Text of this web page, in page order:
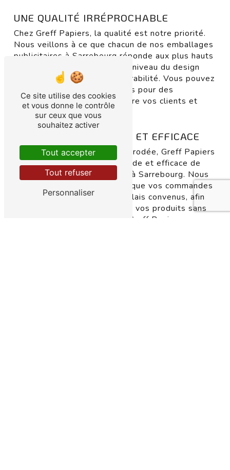
UNE QUALITÉ IRRÉPROCHABLE
Chez Greff Papiers, la qualité est notre priorité.
Nous veillons à ce que chacun de nos emballages
publicitaires à Sarrebourg réponde aux plus hauts
standards de qualité, tant au niveau du design
que de la solidité et de la durabilité. Vous pouvez
faire confiance à Greff Papiers pour des
emballages qui sauront séduire vos clients et
valoriser votre marque.
UNE LIVRAISON RAPIDE ET EFFICACE
Grâce à notre logistique bien rodée, Greff Papiers
vous assure une livraison rapide et efficace de
vos emballages publicitaires à Sarrebourg. Nous
mettons tout en œuvre pour que vos commandes
vous parviennent dans les délais convenus, afin
que vous puissiez promouvoir vos produits sans
attendre. Faites confiance à Greff Papiers pour
Ce site utilise des cookies
et vous donne le contrôle
sur ceux que vous
souhaitez activer
Tout accepter
Tout refuser
Personnaliser